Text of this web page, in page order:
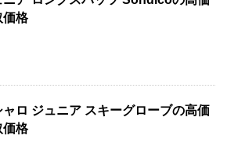
価格
ャロ ジュニア スキーグローブの高価
価格